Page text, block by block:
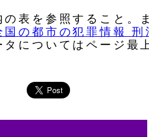
表を参照すること。
国の都市の犯罪情報
についてはページ最